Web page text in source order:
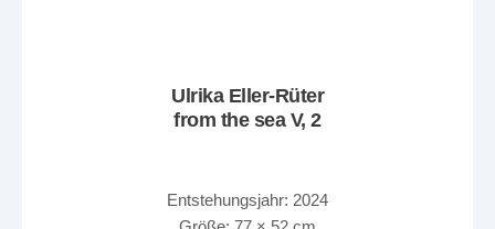
Ulrika Eller-Rüter
from the sea V, 2
Entstehungsjahr: 2024